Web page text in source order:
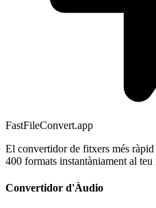
FastFileConvert.app
El convertidor de fitxers més
400 formats instantàniament al
Convertidor d'Àudio